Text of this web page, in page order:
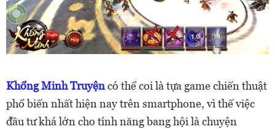
Khổng Minh Truyệncó thể coi là tựa game chiến thuật
phổ biến nhất hiện nay trên smartphone, vì thế việc
đầu tư khá lớn cho tính năng bang hội là chuyện